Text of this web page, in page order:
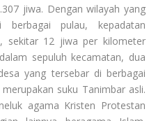
jiwa. Dengan wilayah yang
pulau, kepadatan
sekitar 12 jiwa per kilometer
sepuluh kecamatan, dua
yang tersebar di berbagai
suku Tanimbar asli.
agama Kristen Protestan